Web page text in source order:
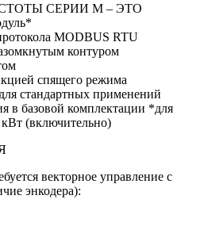
СЕРИИ M – ЭТО
MODBUS RTU
контуром
спящего режима
стандартных применений
в базовой комплектации *для
(включительно)
векторное управление с
энкодера):